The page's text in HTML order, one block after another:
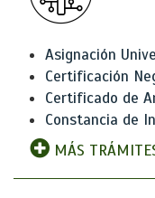
Asignación
Certificación
Certificado de
Constancia de
MÁS